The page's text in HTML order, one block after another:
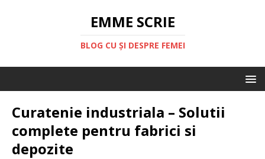
EMME SCRIE
BLOG CU ȘI DESPRE FEMEI
Curatenie industriala – Solutii
complete pentru fabrici si
depozite